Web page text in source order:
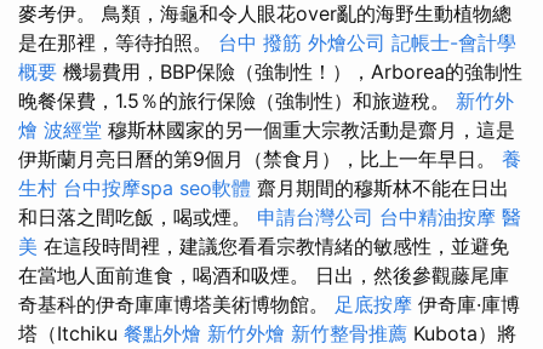
麥考伊。 鳥類，海龜和令人眼花over亂的海野生動植物總
是在那裡，等待拍照。 台中 撥筋 外燴公司 記帳士-會計學
概要 機場費用，BBP保險（強制性！），Arborea的強制性
晚餐保費，1.5％的旅行保險（強制性）和旅遊稅。 新竹外
燴 波經堂 穆斯林國家的另一個重大宗教活動是齋月，這是
伊斯蘭月亮日曆的第9個月（禁食月），比上一年早日。 養
生村 台中按摩spa seo軟體 齋月期間的穆斯林不能在日出
和日落之間吃飯，喝或煙。 申請台灣公司 台中精油按摩 醫
美 在這段時間裡，建議您看看宗教情緒的敏感性，並避免
在當地人面前進食，喝酒和吸煙。 日出，然後參觀藤尾庫
奇基科的伊奇庫庫博塔美術博物館。 足底按摩 伊奇庫·庫博
塔（Itchiku 餐點外燴 新竹外燴 新竹整骨推薦 Kubota）將